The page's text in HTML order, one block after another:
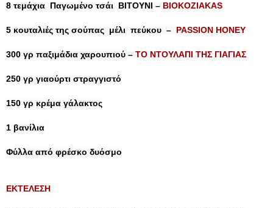
8 τεμάχια  Παγωμένο τσάι  BITOYNI – BIOKOZIAKAS
5 κουταλιές της σούπας  μέλι  πεύκου  – PASSION HONEY
300 γρ παξιμάδια χαρουπιού – ΤΟ ΝΤΟΥΛΑΠΙ ΤΗΣ ΓΙΑΓΙΑΣ
250 γρ γιαούρτι στραγγιστό
150 γρ κρέμα γάλακτος
Φύλλα από φρέσκο δυόσμο